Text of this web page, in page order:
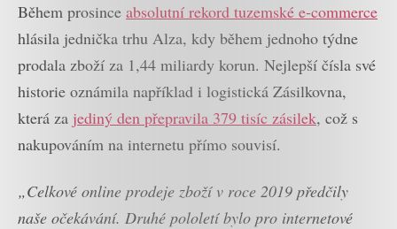
Během prosince absolutní rekord tuzemské e-commerce
hlásila jednička trhu Alza, kdy během jednoho týdne
prodala zboží za 1,44 miliardy korun. Nejlepší čísla své
historie oznámila například i logistická Zásilkovna,
která za jediný den přepravila 379 tisíc zásilek, což s
nakupováním na internetu přímo souvisí.
„Celkové online prodeje zboží v roce 2019 předčily
naše očekávání. Druhé pololetí bylo pro internetové